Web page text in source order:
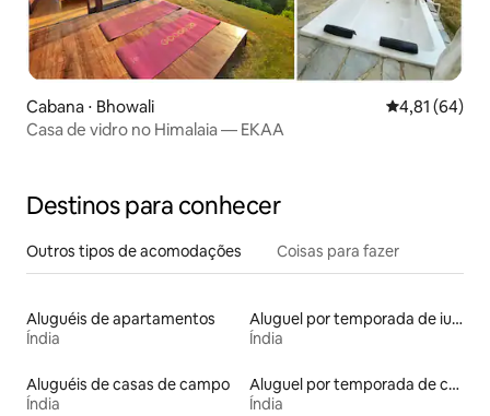
Cabana ⋅ Bhowali 4,81 de uma
4,81 (64)
Casa de vidro no Himalaia — EKAA
Destinos para conhecer
Outros tipos de acomodações Coisas para fazer
Aluguéis de apartamentos
Índia
Aluguel por temporada de iurtas
Índia
Aluguéis de casas de campo
Índia
Aluguel por temporada de cavernas
Índia